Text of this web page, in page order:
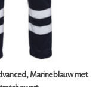
Marineblauw met